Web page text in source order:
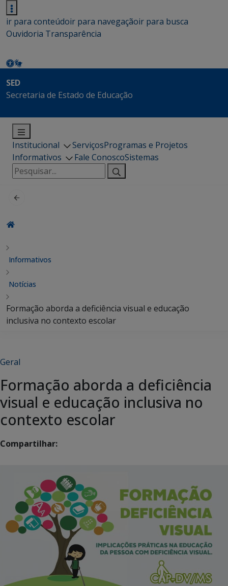
ir para conteúdoir para navegaçãoir para busca
Ouvidoria Transparência
SED
Secretaria de Estado de Educação
Institucional ServiçosProgramas e Projetos
Informativos
Fale ConoscoSistemas
Pesquisar
por:
Informativos
Notícias
Formação aborda a deficiência visual e educação
inclusiva no contexto escolar
Geral
Formação aborda a deficiência
visual e educação inclusiva no
contexto escolar
Compartilhar: